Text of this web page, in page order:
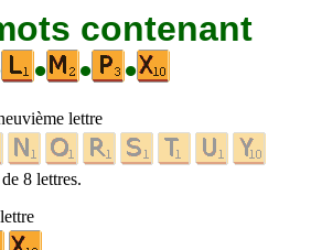
contenant
• • •
lettre
8 lettres.